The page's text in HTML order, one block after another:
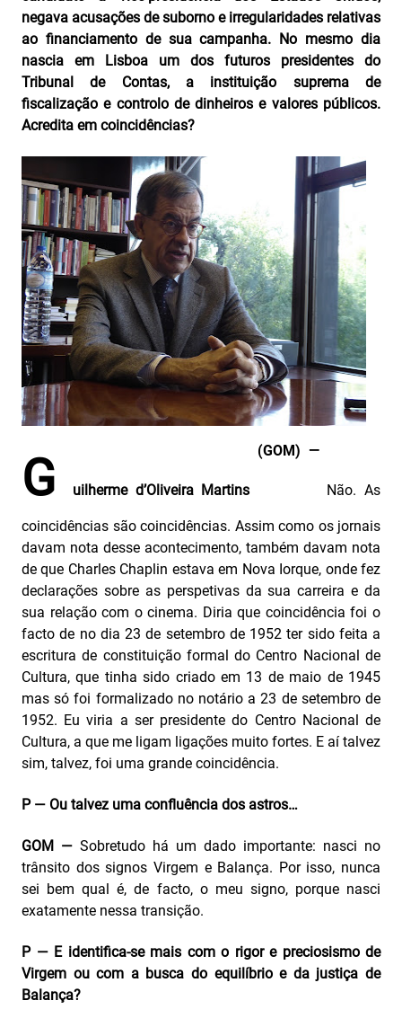
negava acusações de suborno e irregularidades relativas
ao financiamento de sua campanha. No mesmo dia
nascia em Lisboa um dos futuros presidentes do
Tribunal de Contas, a instituição suprema de
fiscalização e controlo de dinheiros e valores públicos.
Acredita em coincidências?
G uilherme d’Oliveira Martins
(GOM) —
Não. As
coincidências são coincidências. Assim como os jornais
davam nota desse acontecimento, também davam nota
de que Charles Chaplin estava em Nova Iorque, onde fez
declarações sobre as perspetivas da sua carreira e da
sua relação com o cinema. Diria que coincidência foi o
facto de no dia 23 de setembro de 1952 ter sido feita a
escritura de constituição formal do Centro Nacional de
Cultura, que tinha sido criado em 13 de maio de 1945
mas só foi formalizado no notário a 23 de setembro de
1952. Eu viria a ser presidente do Centro Nacional de
Cultura, a que me ligam ligações muito fortes. E aí talvez
sim, talvez, foi uma grande coincidência.
P — Ou talvez uma confluência dos astros…
GOM — Sobretudo há um dado importante: nasci no
trânsito dos signos Virgem e Balança. Por isso, nunca
sei bem qual é, de facto, o meu signo, porque nasci
exatamente nessa transição.
P — E identifica-se mais com o rigor e preciosismo de
Virgem ou com a busca do equilíbrio e da justiça de
Balança?